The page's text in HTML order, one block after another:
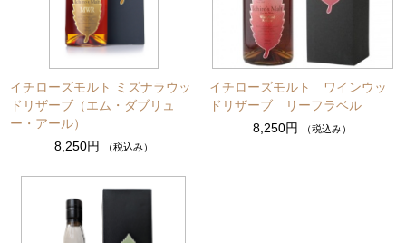
イチローズモルト ミズナラウッ
ドリザーブ（エム・ダブリュ
ー・アール）
8,250円
（税込み）
イチローズモルト ワインウッ
ドリザーブ リーフラベル
8,250円
（税込み）